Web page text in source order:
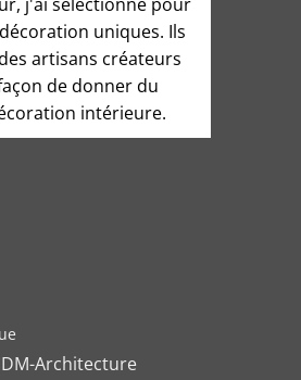
uniques. Ils
artisans créateurs
de donner du
intérieure.
Architecture